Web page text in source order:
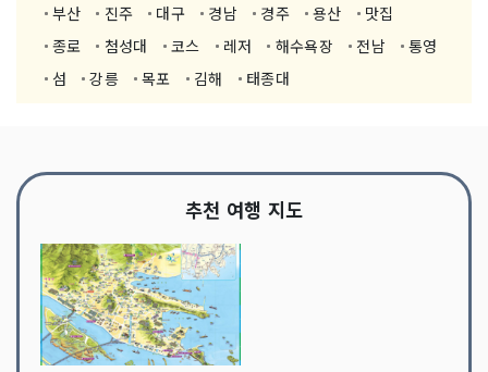
부산 진주 대구 경남 경주 용산
맛집
종로
첨성대 코스 레저 해수욕장 전남
통영
섬
강릉 목포 김해 태종대
추천 여행 지도